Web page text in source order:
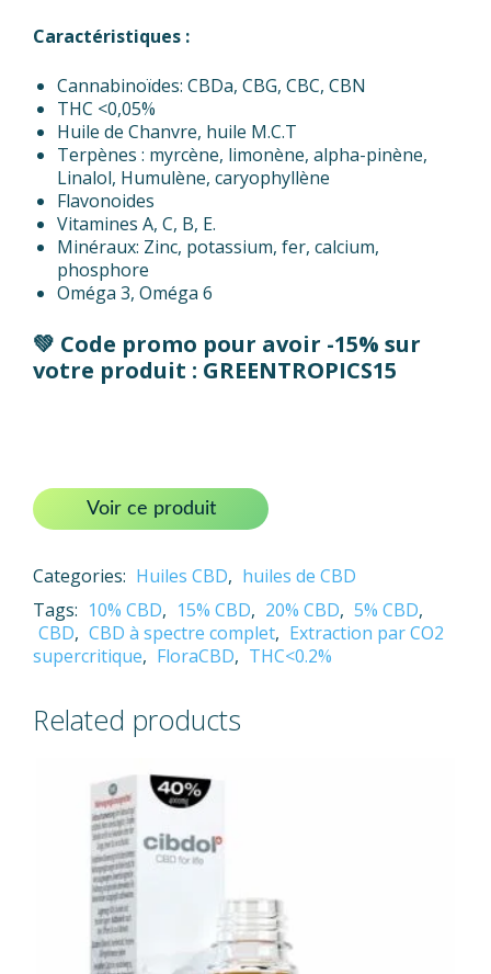
Caractéristiques :
Cannabinoïdes: CBDa, CBG, CBC, CBN
THC <0,05%
Huile de Chanvre, huile M.C.T
Terpènes : myrcène, limonène, alpha-pinène,
Linalol, Humulène, caryophyllène
Flavonoides
Vitamines A, C, B, E.
Minéraux: Zinc, potassium, fer, calcium,
phosphore
Oméga 3, Oméga 6
💚 Code promo pour avoir -15% sur
votre produit : GREENTROPICS15
Voir ce produit
Categories: Huiles CBD, huiles de CBD
Tags: 10% CBD, 15% CBD, 20% CBD, 5% CBD,
CBD, CBD à spectre complet, Extraction par CO2
supercritique, FloraCBD, THC<0.2%
Related products